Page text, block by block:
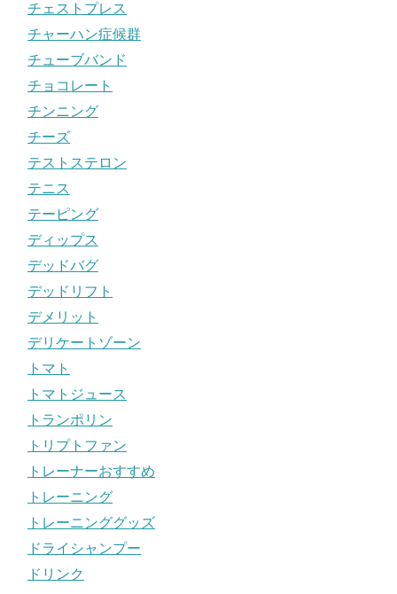
チェストプレス
チャーハン症候群
チューブバンド
チョコレート
チンニング
チーズ
テストステロン
テニス
テーピング
ディップス
デッドバグ
デッドリフト
デメリット
デリケートゾーン
トマト
トマトジュース
トランポリン
トリプトファン
トレーナーおすすめ
トレーニング
トレーニンググッズ
ドライシャンプー
ドリンク